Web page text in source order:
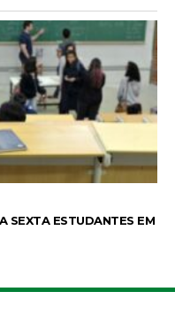
SEXTA ESTUDANTES EM